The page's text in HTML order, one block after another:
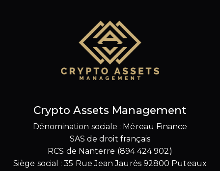
Crypto Assets Management
Dénomination sociale : Méreau Finance
SAS de droit français
RCS de Nanterre (894 424 902)
Siège social : 35 Rue Jean Jaurès 92800 Puteaux